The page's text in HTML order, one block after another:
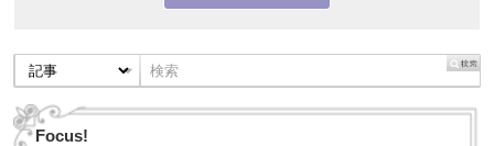
Focus!